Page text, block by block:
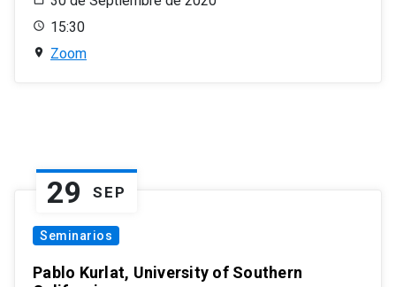
15:30
Zoom
29 SEP
Seminarios
Pablo Kurlat, University of Southern